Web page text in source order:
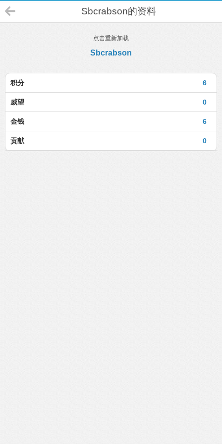
Sbcrabson的资料
点击重新加载
Sbcrabson
6
积分
0
威望
6
金钱
0
贡献